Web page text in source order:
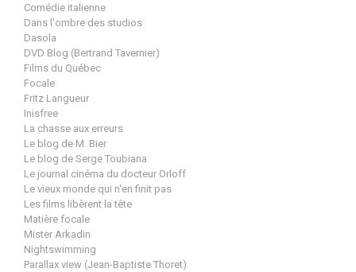
Comédie italienne
Dans l'ombre des studios
Dasola
DVD Blog (Bertrand Tavernier)
Films du Québec
Focale
Fritz Langueur
Inisfree
La chasse aux erreurs
Le blog de M. Bier
Le blog de Serge Toubiana
Le journal cinéma du docteur Orloff
Le vieux monde qui n'en finit pas
Les films libèrent la tête
Matière focale
Mister Arkadin
Nightswimming
Parallax view (Jean-Baptiste Thoret)